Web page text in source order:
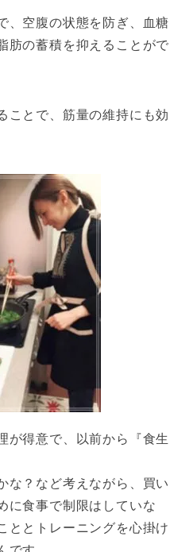
、空腹の状態を防ぎ、血糖
肪の蓄積を抑えることがで
ことで、筋量の維持にも効
が得意で、以前から『食生
な？など考えながら、買い
に食事で制限はしていな
ととトレーニングを心掛け